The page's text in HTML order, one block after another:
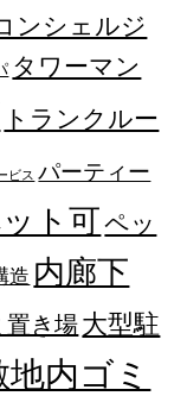
ンシェルジ
タワーマン
トランクルー
ビス パーティー
ト可ペッ
造 内廊下
置き場大型駐
地内ゴミ